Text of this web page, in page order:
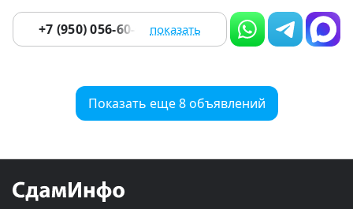
+7 (950) 056-60-06 показать
Показать еще 8 объявлений